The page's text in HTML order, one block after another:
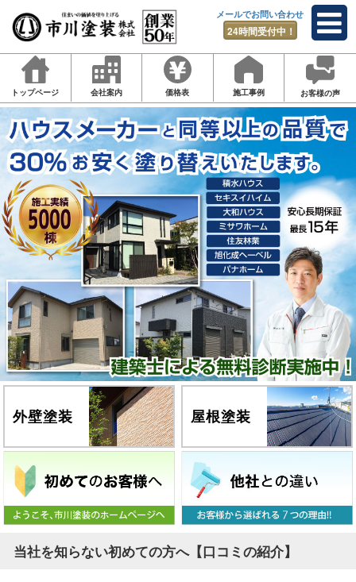
メールでお問い合わせ
24時間受付中！
トップページ 会社案内 価格表 施工事例 お客様の声
外壁塗装 屋根塗装
当社を知らない初めての方へ【口コミの紹介】